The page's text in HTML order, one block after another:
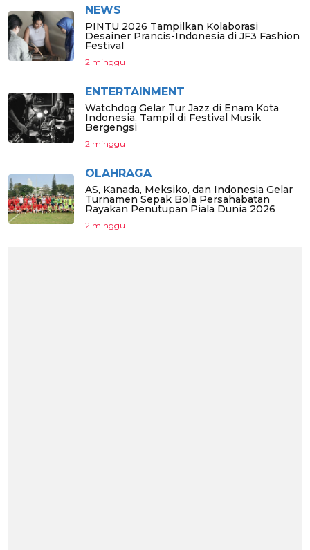
NEWS
PINTU 2026 Tampilkan Kolaborasi
Desainer Prancis-Indonesia di JF3 Fashion
Festival
2 minggu
ENTERTAINMENT
Watchdog Gelar Tur Jazz di Enam Kota
Indonesia, Tampil di Festival Musik
Bergengsi
2 minggu
OLAHRAGA
AS, Kanada, Meksiko, dan Indonesia Gelar
Turnamen Sepak Bola Persahabatan
Rayakan Penutupan Piala Dunia 2026
2 minggu